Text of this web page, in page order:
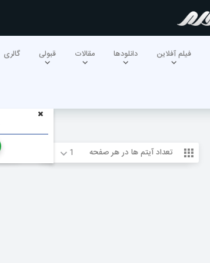
فیلم آفلاین دانلودها مقالات قبولی گالری
تعداد آیتم ها در هر صفحه